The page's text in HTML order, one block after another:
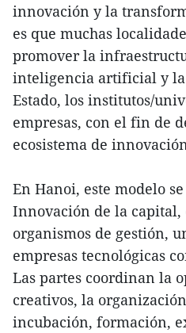
innovación y la
es que muchas
promover la
inteligencia artificial y
Estado, los institutos/
empresas, con el fin de
ecosistema de
En Hanoi, este modelo
Innovación de la
organismos de gestión,
empresas tecnológicas
Las partes coordinan la
creativos, la
incubación, formación,